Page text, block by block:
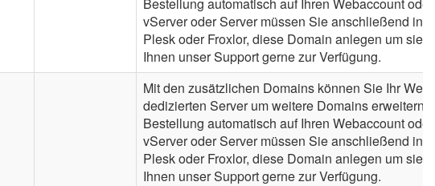
vServer oder Server müssen Sie anschließend in
Plesk oder Froxlor, diese Domain anlegen um sie
Ihnen unser Support gerne zur Verfügung.
Mit den zusätzlichen Domains können Sie Ihr
dedizierten Server um weitere Domains
Bestellung automatisch auf Ihren Webaccount
vServer oder Server müssen Sie anschließend in
Plesk oder Froxlor, diese Domain anlegen um sie
Ihnen unser Support gerne zur Verfügung.